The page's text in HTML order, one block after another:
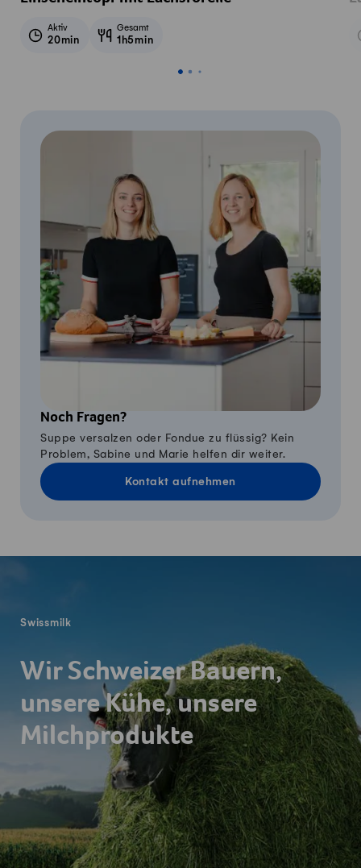
Aktiv
20min
Gesamt
1h5min
Noch Fragen?
Suppe versalzen oder Fondue zu flüssig? Kein
Problem, Sabine und Marie helfen dir weiter.
Kontakt aufnehmen
Swissmilk
Wir Schweizer Bauern,
unsere Kühe, unsere
Milchprodukte